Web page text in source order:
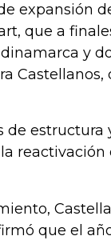
expansión
que a
y
Castellanos,
estructura
que el